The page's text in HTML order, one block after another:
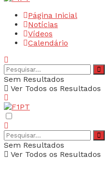
Página Inicial
Notícias
Vídeos
Calendário
Sem Resultados
Ver Todos os Resultados
Sem Resultados
Ver Todos os Resultados